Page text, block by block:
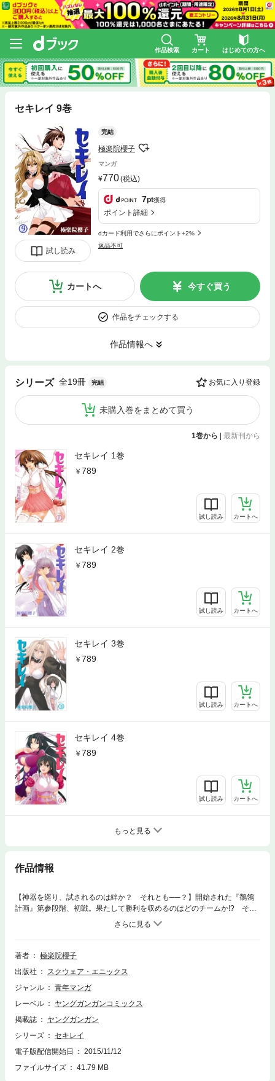
作品検索 カート はじめての方へ
セキレイ 9巻
試し読み
完結
極楽院櫻子
マンガ
770(税込)
7pt獲得
ポイント詳細
dカード利用でさらにポイント+2%
返品不可
カートへ 今すぐ買う
作品をチェックする
作品情報へ
シリーズ 全19冊 完結 お気に入り登録
未購入巻をまとめて買う
1巻から | 最新刊から
セキレイ 1巻
789
試し読み カートへ
セキレイ 2巻
789
試し読み カートへ
セキレイ 3巻
789
試し読み カートへ
セキレイ 4巻
789
試し読み カートへ
もっと見る
作品情報
【神器を巡り、試されるのは絆か？ それとも──？】開始された『鶺鴒
計画』第参段階、初戦。果たして勝利を収めるのはどのチームか!? そし
て遂に、皆人の携帯にも参加を告げるコールが響く……!! 帝都を舞台に
繰り広げられる美少女バトルロマンス、焦燥の第９弾!!(C)2009 Sakurako
Gokurakuin
著者
極楽院櫻子
出版社
スクウェア・エニックス
ジャンル
青年マンガ
レーベル
ヤングガンガンコミックス
掲載誌
ヤングガンガン
シリーズ
セキレイ
電子版配信開始日
2015/11/12
ファイルサイズ
41.79 MB